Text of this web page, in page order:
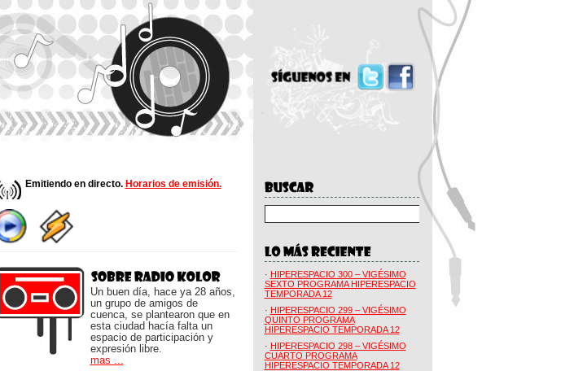
Emitiendo en directo. Horarios de emisión.
Un buen día, hace ya 28 años,
un grupo de amigos de
cuenca, se plantearon que en
esta ciudad hacía falta un
espacio de participación y
expresión libre.
mas ...
· HIPERESPACIO 300 – VIGÉSIMO
SEXTO PROGRAMA HIPERESPACIO
TEMPORADA 12
· HIPERESPACIO 299 – VIGÉSIMO
QUINTO PROGRAMA
HIPERESPACIO TEMPORADA 12
· HIPERESPACIO 298 – VIGÉSIMO
CUARTO PROGRAMA
HIPERESPACIO TEMPORADA 12